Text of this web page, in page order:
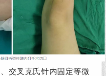
交叉克氏针内固定等微